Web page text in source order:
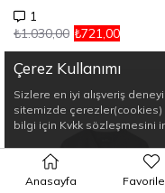
1
₺721,00
₺1.030,00
Çerez Kullanımı
Sizlere en iyi alışveriş
sitemizde çerezler(cookies)
bilgi için Kvkk sözleşmesini
Anasayfa